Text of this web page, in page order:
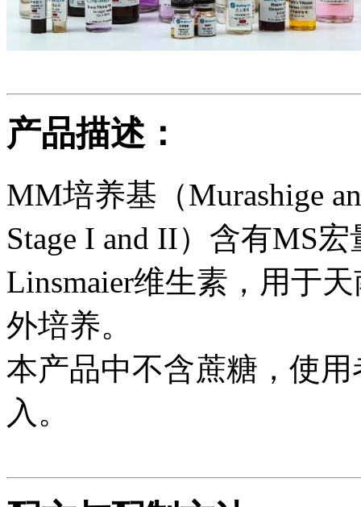
产品描述：
MM培养基（Murashige
Stage I and II）含有MS
Linsmaier维生素，用于
外培养。
本产品中不含蔗糖，使
入。